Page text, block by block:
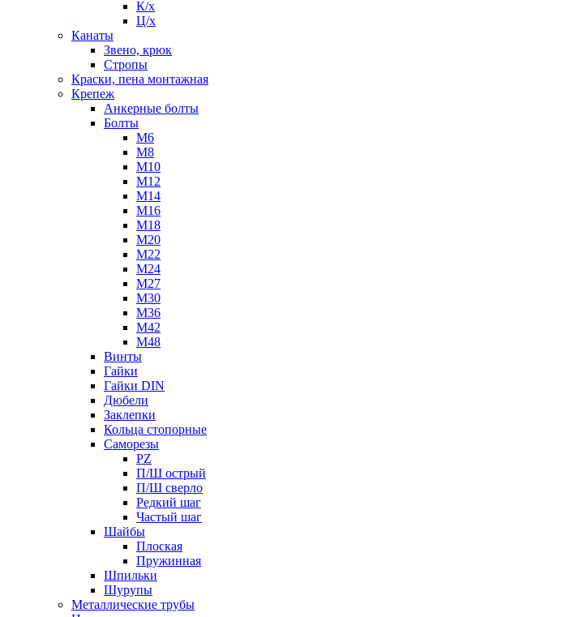
К/х
Ц/х
Канаты
Звено, крюк
Стропы
Краски, пена монтажная
Крепеж
Анкерные болты
Болты
М6
М8
М10
М12
М14
М16
М18
М20
М22
М24
М27
М30
М36
М42
М48
Винты
Гайки
Гайки DIN
Дюбели
Заклепки
Кольца стопорные
Саморезы
PZ
П/Ш острый
П/Ш сверло
Редкий шаг
Частый шаг
Шайбы
Плоская
Пружинная
Шпильки
Шурупы
Металлические трубы